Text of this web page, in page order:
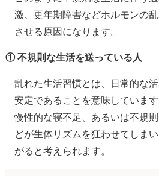
激、更年期障害などホルモンの
させる原因になります。
① 不規則な生活を送っている人
乱れた生活習慣とは、日常的な
安定であることを意味しています
慢性的な寝不足、あるいは不規
どが生体リズムを狂わせてしま
がると考えられます。